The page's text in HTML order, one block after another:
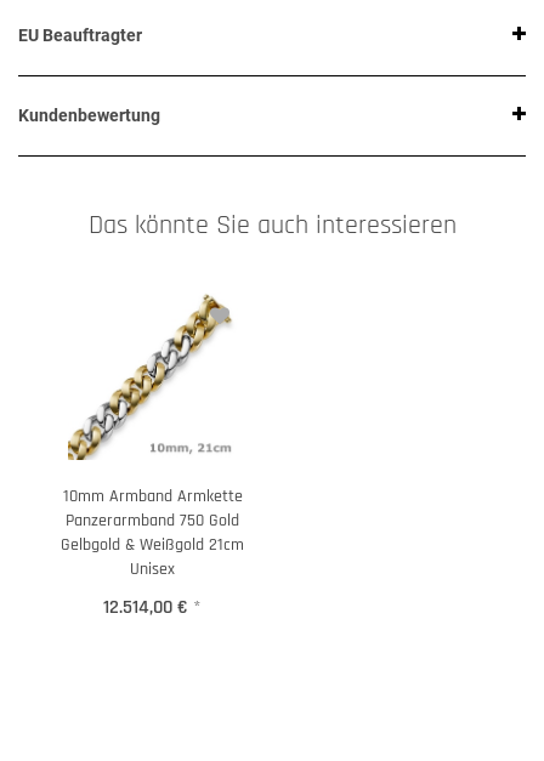
EU Beauftragter
Kundenbewertung
Das könnte Sie auch interessieren
10mm Armband Armkette
Panzerarmband 750 Gold
Gelbgold & Weißgold 21cm
Unisex
12.514,00 € *